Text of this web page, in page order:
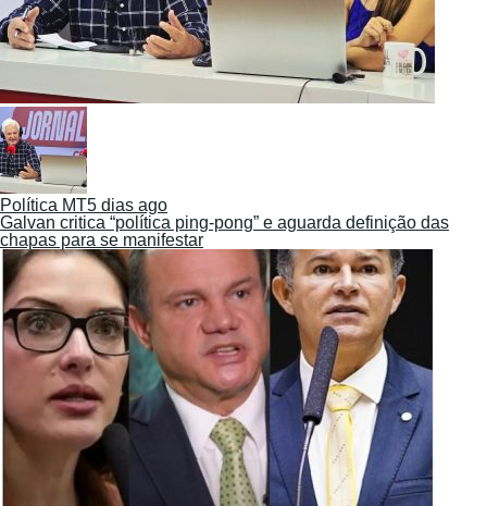
Política MT5 dias ago
Galvan critica “política ping-pong” e aguarda definição das
chapas para se manifestar